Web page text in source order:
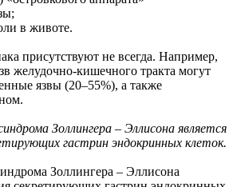
в животе.
присутствуют не всегда. Например,
желудочно-кишечного тракта могут
язвы (20–55%), а также
Золлингера – Эллисона является
гастрин эндокринных клеток.
Золлингера – Эллисона